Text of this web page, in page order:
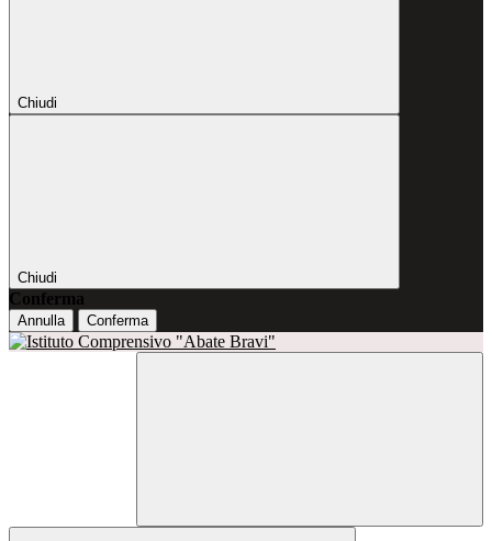
Chiudi
Chiudi
Conferma
Annulla Conferma